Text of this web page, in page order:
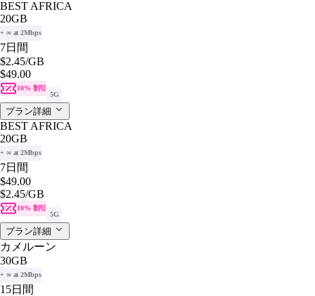
BEST AFRICA
20GB
+ ∞ at 2Mbps
7日間
$2.45/GB
$49.00
10% 割引
5G
プラン詳細
BEST AFRICA
20GB
+ ∞ at 2Mbps
7日間
$49.00
$2.45/GB
10% 割引
5G
プラン詳細
カメルーン
30GB
+ ∞ at 2Mbps
15日間